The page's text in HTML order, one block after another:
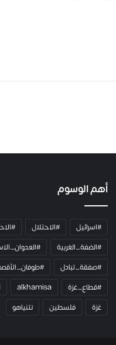
أهم الوسوم
#اسرائيل #الاحتلال
#الضفة_الغربية
#صفقة_تبادل
#قطاع_غزة
alkhamisa
غزة
فلسطين نتنياهو